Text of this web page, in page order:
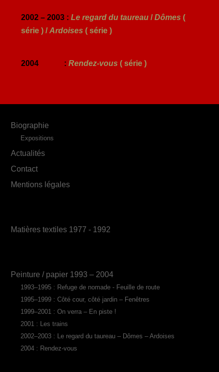
2002 – 2003 : Le regard du taureau/Dômes (
série ) /Ardoises ( série )
2004 : Rendez-vous ( série )
Biographie
Expositions
Actualités
Contact
Mentions légales
Matières textiles 1977 - 1992
Peinture / papier 1993 – 2004
1993–1995 : Refuge de nomade - Feuille de route
1995–1999 : Côté cour, côté jardin – Fenêtres
1999–2001 : On verra – En piste !
2001 : Les trains
2002–2003 : Le regard du taureau – Dômes – Ardoises
2004 : Rendez-vous